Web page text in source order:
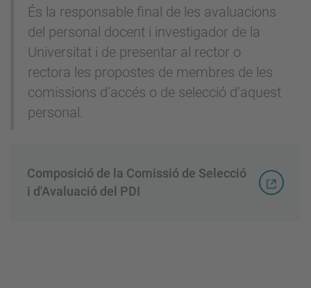
És la responsable final de les avaluacions
del personal docent i investigador de la
Universitat i de presentar al rector o
rectora les propostes de membres de les
comissions d’accés o de selecció d’aquest
personal.
Composició de la Comissió de Selecció
i d'Avaluació del PDI